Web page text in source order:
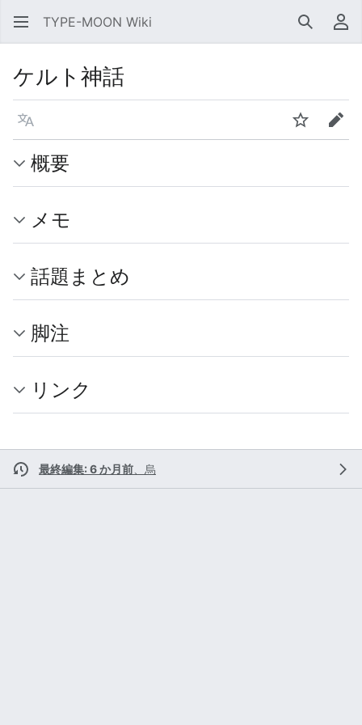
TYPE-MOON Wiki 検索 利
ケルト神話
言語 ウォッチ編集
概要
メモ
話題まとめ
脚注
リンク
最終編集: 6 か月前 烏